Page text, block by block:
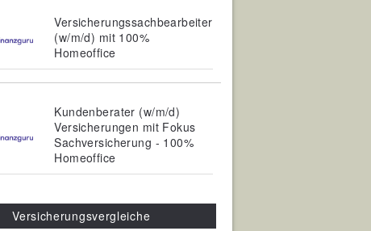
Versicherungssachbearbeiter
(w/m/d) mit 100%
Homeoffice
Kundenberater (w/m/d)
Versicherungen mit Fokus
Sachversicherung - 100%
Homeoffice
Versicherungsvergleiche